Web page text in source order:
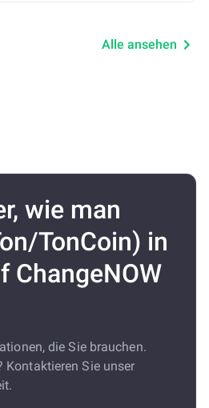
Alle ansehen
wie man
TonCoin) in
ChangeNOW
die Sie brauchen.
Kontaktieren Sie unser